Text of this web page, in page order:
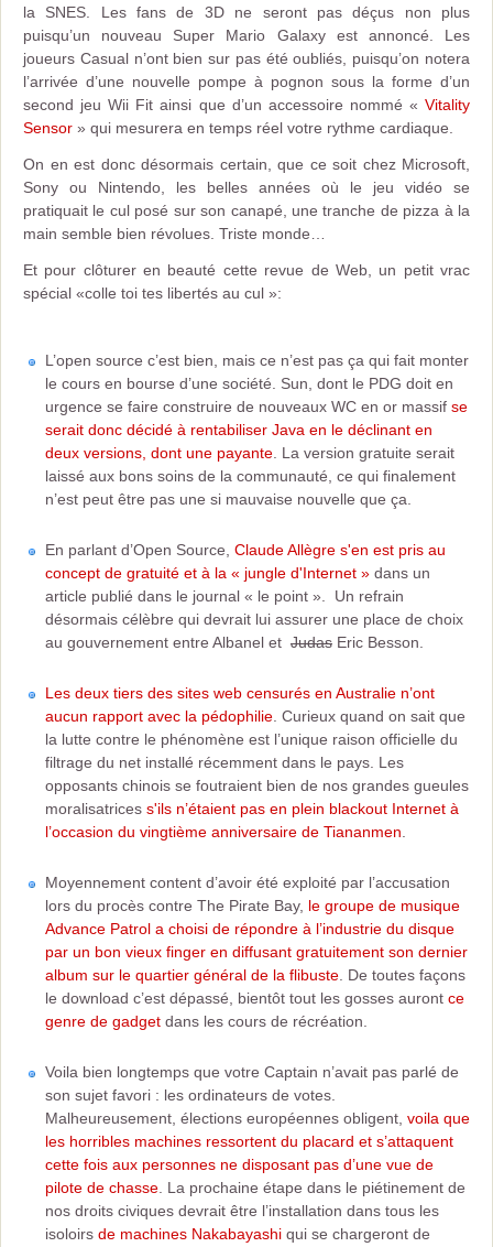
la SNES. Les fans de 3D ne seront pas déçus non plus
puisqu’un nouveau Super Mario Galaxy est annoncé. Les
joueurs Casual n’ont bien sur pas été oubliés, puisqu’on notera
l’arrivée d’une nouvelle pompe à pognon sous la forme d’un
second jeu Wii Fit ainsi que d’un accessoire nommé « Vitality
Sensor » qui mesurera en temps réel votre rythme cardiaque.
On en est donc désormais certain, que ce soit chez Microsoft,
Sony ou Nintendo, les belles années où le jeu vidéo se
pratiquait le cul posé sur son canapé, une tranche de pizza à la
main semble bien révolues. Triste monde…
Et pour clôturer en beauté cette revue de Web, un petit vrac
spécial «colle toi tes libertés au cul »:
L’open source c’est bien, mais ce n’est pas ça qui fait monter
le cours en bourse d’une société. Sun, dont le PDG doit en
urgence se faire construire de nouveaux WC en or massif se
serait donc décidé à rentabiliser Java en le déclinant en
deux versions, dont une payante . La version gratuite serait
laissé aux bons soins de la communauté, ce qui finalement
n’est peut être pas une si mauvaise nouvelle que ça.
En parlant d’Open Source, Claude Allègre s'en est pris au
concept de gratuité et à la « jungle d'Internet » dans un
article publié dans le journal « le point ». Un refrain
désormais célèbre qui devrait lui assurer une place de choix
au gouvernement entre Albanel et Judas Eric Besson.
Les deux tiers des sites web censurés en Australie n’ont
aucun rapport avec la pédophilie . Curieux quand on sait que
la lutte contre le phénomène est l’unique raison officielle du
filtrage du net installé récemment dans le pays. Les
opposants chinois se foutraient bien de nos grandes gueules
moralisatrices s'ils n’étaient pas en plein blackout Internet à
l’occasion du vingtième anniversaire de Tiananmen
Moyennement content d’avoir été exploité par l’accusation
lors du procès contre The Pirate Bay, le groupe de musique
Advance Patrol a choisi de répondre à l’industrie du disque
par un bon vieux finger en diffusant gratuitement son dernier
album sur le quartier général de la flibuste . De toutes façons
le download c’est dépassé, bientôt tout les gosses auront ce
genre de gadget dans les cours de récréation.
Voila bien longtemps que votre Captain n’avait pas parlé de
son sujet favori : les ordinateurs de votes.
Malheureusement, élections européennes obligent, voila que
les horribles machines ressortent du placard et s’attaquent
cette fois aux personnes ne disposant pas d’une vue de
pilote de chasse . La prochaine étape dans le piétinement de
nos droits civiques devrait être l’installation dans tous les
isoloirs de machines Nakabayashi qui se chargeront de